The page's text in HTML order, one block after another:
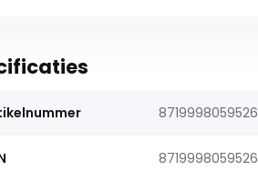
8719998059526
8719998059526